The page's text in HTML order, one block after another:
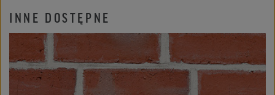
INNE DOSTĘPNE